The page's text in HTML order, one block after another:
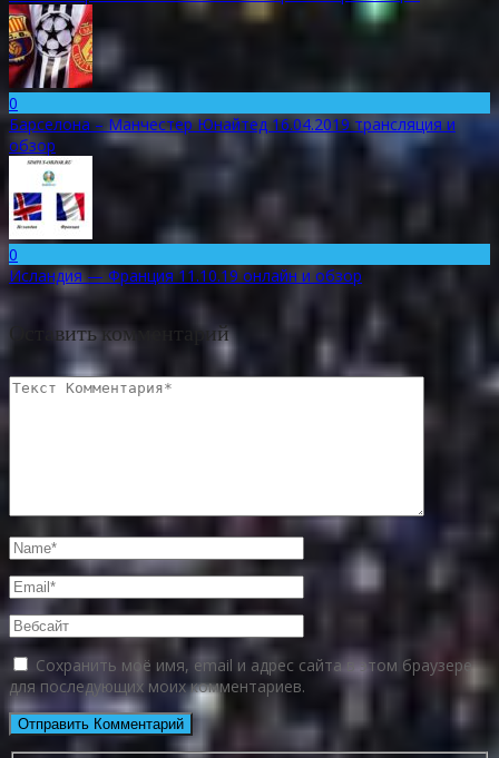
0
Барселона – Манчестер Юнайтед 16.04.2019 трансляция и
обзор
0
Исландия — Франция 11.10.19 онлайн и обзор
Оставить комментарий
Сохранить моё имя, email и адрес сайта в этом браузере
для последующих моих комментариев.